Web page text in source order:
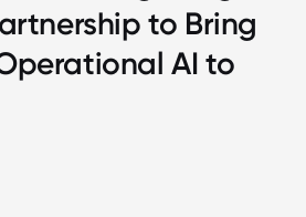
to Bring
AI to